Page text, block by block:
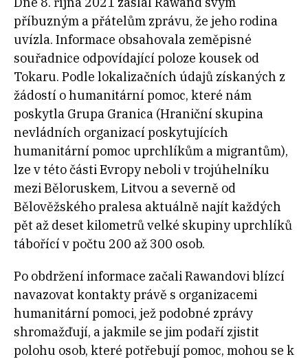
příbuzným a přátelům zprávu, že jeho rodina
uvízla. Informace obsahovala zeměpisné
souřadnice odpovídající poloze kousek od
Tokaru. Podle lokalizačních údajů získaných z
žádostí o humanitární pomoc, které nám
poskytla Grupa Granica (Hraniční skupina
nevládních organizací poskytujících
humanitární pomoc uprchlíkům a migrantům),
lze v této části Evropy neboli v trojúhelníku
mezi Běloruskem, Litvou a severně od
Bělověžského pralesa aktuálně najít každých
pět až deset kilometrů velké skupiny uprchlíků
tábořící v počtu 200 až 300 osob.
Po obdržení informace začali Rawandovi blízcí
navazovat kontakty právě s organizacemi
humanitární pomoci, jež podobné zprávy
shromažďují, a jakmile se jim podaří zjistit
polohu osob, které potřebují pomoc, mohou se k